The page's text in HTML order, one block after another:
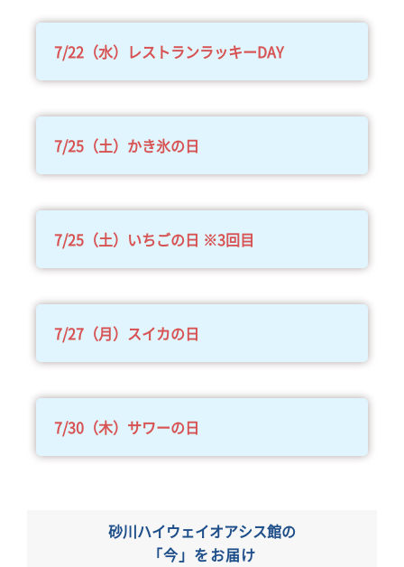
7/22（水）レストランラッキーDAY
7/25（土）かき氷の日
7/25（土）いちごの日 ※3回目
7/27（月）スイカの日
7/30（木）サワーの日
砂川ハイウェイオアシス館の
「今」をお届け